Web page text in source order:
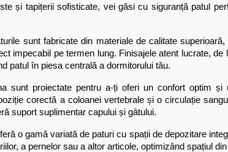
și tapițerii sofisticate, vei găsi cu siguranță patul
sunt fabricate din materiale de calitate
impecabil pe termen lung. Finisajele atent lucrate,
patul în piesa centrală a dormitorului tău.
sunt proiectate pentru a-ți oferi un confort optim
corectă a coloanei vertebrale și o circulație
suport suplimentar capului și gâtului.
o gamă variată de paturi cu spații de depozitare
a pernelor sau a altor articole, optimizând spațiul